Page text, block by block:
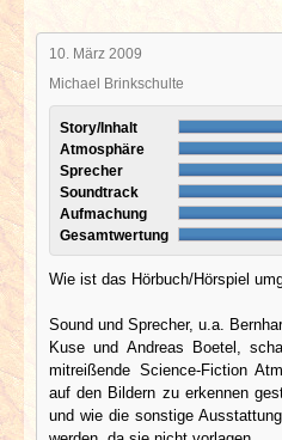
10. März 2009
Michael Brinkschulte
Story/Inhalt
Atmosphäre
Sprecher
Soundtrack
Aufmachung
Gesamtwertung
Wie ist das Hörbuch/Hörspiel
Sound und Sprecher, u.a.
Kuse und Andreas Boetel,
mitreißende Science-Fiction
auf den Bildern zu erkennen
und wie die sonstige